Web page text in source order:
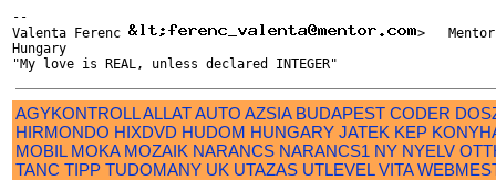
--
Valenta Ferenc
>   Mentor
Hungary
AGYKONTROLLALLATAUTO AZSIA BUDAPEST CODER
HIRMONDO HIXDVD HUDOM HUNGARY JATEK KEP
MOBIL MOKA MOZAIK NARANCS NARANCS1 NY NYELV
TANC TIPP TUDOMANY UK UTAZAS UTLEVEL VITA